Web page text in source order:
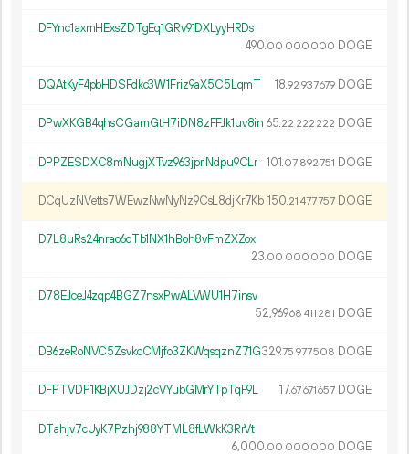
DFYnc1axmHExsZDTgEq1GRv91DXLyyHRDs
490.00 000 000 DOGE
DQAtKyF4pbHDSFdkc3W1Friz9aX5C5LqmT 18.92 937679 DOGE
DPwXKGB4qhsCGamGtH7iDN8zFFJk1uv8in 65.22 222 222 DOGE
DPPZESDXC8mNugjXTvz963jpriNdpu9CLr 101.07 892751 DOGE
DCqUzNVetts7WEwzNwNyNz9CsL8djKr7Kb 150.21 477757 DOGE
D7L8uRs24nrao6oTb1NX1hBoh8vFmZXZox
23.00 000 000 DOGE
D78EJceJ4zqp4BGZ7nsxPwALVWU1H7insv
52 969.68 411 281 DOGE
DB6zeRoNVC5ZsvkcCMjfo3ZKWqsqznZ71G329.75 977508 DOGE
DFPTVDP1KBjXUJDzj2cVYubGMrYTpTqF9L 17.67671657 DOGE
DTahjv7cUyK7Pzhj988YTML8fLWkK3RrVt
6 000.00 000 000 DOGE